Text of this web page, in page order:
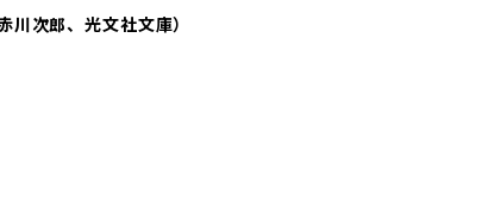
次郎、光文社文庫）